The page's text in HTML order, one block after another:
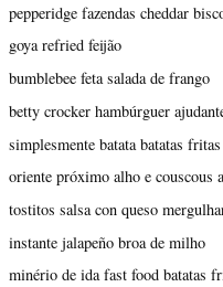
pepperidge fazendas cheddar
goya refried feijão
bumblebee feta salada de frango
betty crocker hambúrguer
simplesmente batata batatas fritas
oriente próximo alho e couscous
tostitos salsa con queso
instante jalapeño broa de milho
minério de ida fast food batatas